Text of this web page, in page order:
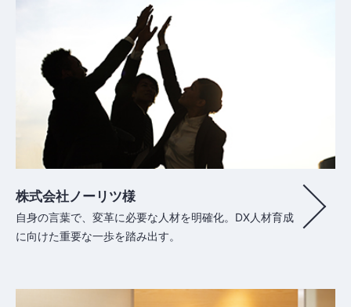
株式会社ノーリツ様
自身の言葉で、変革に必要な人材を明確化。DX人材育成
に向けた重要な一歩を踏み出す。